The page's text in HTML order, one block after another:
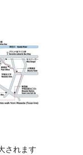
されます